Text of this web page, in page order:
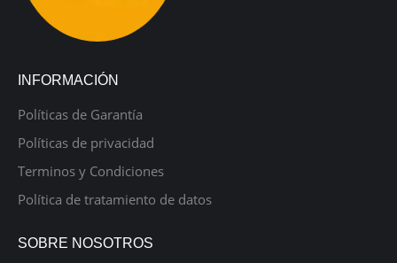
INFORMACIÓN
Políticas de Garantía
Políticas de privacidad
Terminos y Condiciones
Política de tratamiento de datos
SOBRE NOSOTROS